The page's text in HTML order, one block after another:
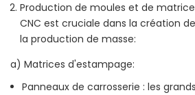
Production de moules et de
CNC est cruciale dans la création
la production de masse:
a) Matrices d'estampage:
Panneaux de carrosserie : les